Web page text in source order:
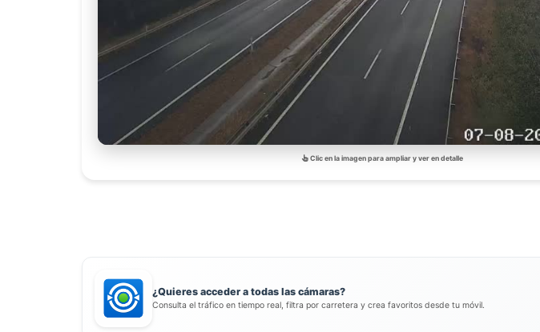
Clic en la imagen para ampliar y ver en detalle
¿Quieres acceder a todas las cámaras?
Consulta el tráfico en tiempo real, filtra por carretera y crea favoritos desde tu móvil.